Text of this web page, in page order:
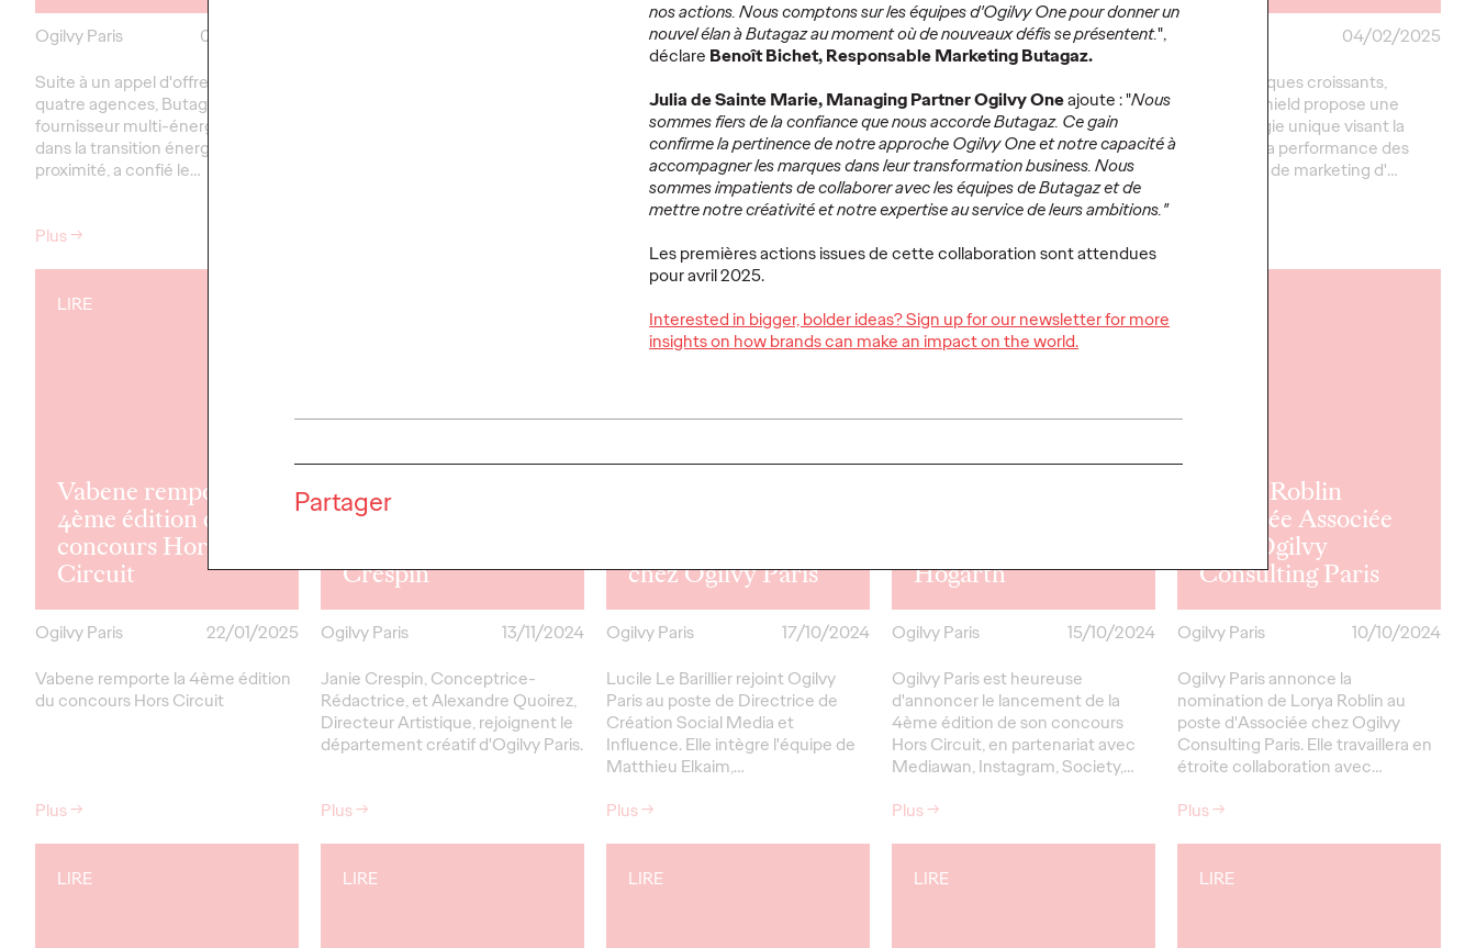
nos actions. Nous comptons sur les équipes d'Ogilvy One pour donner un
nouvel élan à Butagaz au moment où de nouveaux défis se présentent.",
déclare Benoît Bichet, Responsable Marketing Butagaz.
Julia de Sainte Marie, Managing Partner Ogilvy Oneajoute : "Nous
sommes fiers de la confiance que nous accorde Butagaz. Ce gain
confirme la pertinence de notre approche Ogilvy One et notre capacité à
accompagner les marques dans leur transformation business. Nous
sommes impatients de collaborer avec les équipes de Butagaz et de
mettre notre créativité et notre expertise au service de leurs ambitions."
Les premières actions issues de cette collaboration sont attendues
pour avril 2025.
Interested in bigger, bolder ideas? Sign up for our newsletter for more
insights on how brands can make an impact on the world.
Partager
Ogilvy Paris
08/04/2025
Suite à un appel d'offres opposant
quatre agences, Butagaz,
fournisseur multi-énergies engagé
dans la transition énergétique de
proximité, a confié le…
Plus→
Ogilvy Paris
05/03/2025
nomination d'Azza Ouertani au
poste de Directrice des
Ressources Humaines. HR
Managing Partner depuis
décembre 2022, elle prend…
Ogilvy Paris
18/02/2025
du développement chez Ogilvy
Paris. Fort de six années
d'expérience et d'un parcours
diversifié au sein de l'agence,…
04/02/2025
Face aux risques croissants,
Influence Shield propose une
méthodologie unique visant la
sécurité et la performance des
campagnes de marketing d'…
LIRE
Vabene remporte la
4ème édition du
concours Hors
Circuit
Ogilvy Paris
22/01/2025
Vabene remporte la 4ème édition
du concours Hors Circuit
Plus→
accueille une
nouvelle équipe
créative : Alexandre
Crespin
Ogilvy Paris
13/11/2024
Janie Crespin, Conceptrice-
Rédactrice, et Alexandre Quoirez,
Directeur Artistique, rejoignent le
département créatif d'Ogilvy Paris.
Plus→
Lucile Le Barillier
chez Ogilvy Paris
Ogilvy Paris
17/10/2024
Lucile Le Barillier rejoint Ogilvy
Paris au poste de Directrice de
Création Social Media et
Influence. Elle intègre l'équipe de
Matthieu Elkaim,…
Plus→
Ogilvy Paris lance
participation de
Hogarth
Ogilvy Paris
15/10/2024
Ogilvy Paris est heureuse
d'annoncer le lancement de la
4ème édition de son concours
Hors Circuit, en partenariat avec
Mediawan, Instagram, Society,…
Plus→
Lorya Roblin
nommée Associée
chez Ogilvy
Consulting Paris
Ogilvy Paris
10/10/2024
Ogilvy Paris annonce la
nomination de Lorya Roblin au
poste d'Associée chez Ogilvy
Consulting Paris. Elle travaillera en
étroite collaboration avec…
Plus→
LIRE LIRE LIRE LIRE LIRE